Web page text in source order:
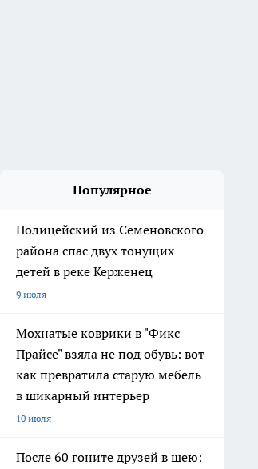
Популярное
Полицейский из Семеновского
района спас двух тонущих
детей в реке Керженец
9 июля
Мохнатые коврики в "Фикс
Прайсе" взяла не под обувь: вот
как превратила старую мебель
в шикарный интерьер
10 июля
После 60 гоните друзей в шею: